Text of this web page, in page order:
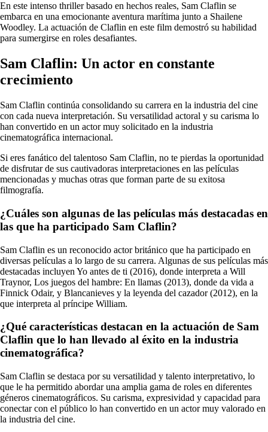
En este intenso thriller basado en hechos reales, Sam Claflin se
embarca en una emocionante aventura marítima junto a Shailene
Woodley. La actuación de Claflin en este film demostró su habilidad
para sumergirse en roles desafiantes.
Sam Claflin: Un actor en constante
crecimiento
Sam Claflin continúa consolidando su carrera en la industria del cine
con cada nueva interpretación. Su versatilidad actoral y su carisma lo
han convertido en un actor muy solicitado en la industria
cinematográfica internacional.
Si eres fanático del talentoso Sam Claflin, no te pierdas la oportunidad
de disfrutar de sus cautivadoras interpretaciones en las películas
mencionadas y muchas otras que forman parte de su exitosa
filmografía.
¿Cuáles son algunas de las películas más destacadas en
las que ha participado Sam Claflin?
Sam Claflin es un reconocido actor británico que ha participado en
diversas películas a lo largo de su carrera. Algunas de sus películas más
destacadas incluyen Yo antes de ti (2016), donde interpreta a Will
Traynor, Los juegos del hambre: En llamas (2013), donde da vida a
Finnick Odair, y Blancanieves y la leyenda del cazador (2012), en la
que interpreta al príncipe William.
¿Qué características destacan en la actuación de Sam
Claflin que lo han llevado al éxito en la industria
cinematográfica?
Sam Claflin se destaca por su versatilidad y talento interpretativo, lo
que le ha permitido abordar una amplia gama de roles en diferentes
géneros cinematográficos. Su carisma, expresividad y capacidad para
conectar con el público lo han convertido en un actor muy valorado en
la industria del cine.